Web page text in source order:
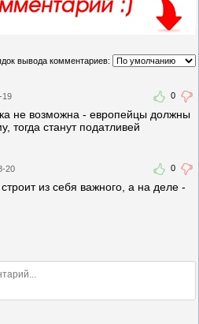
вывода комментариев:
0
19
не возможна - европейцы должны
тогда станут податливей
0
20
из себя важного, а на деле -